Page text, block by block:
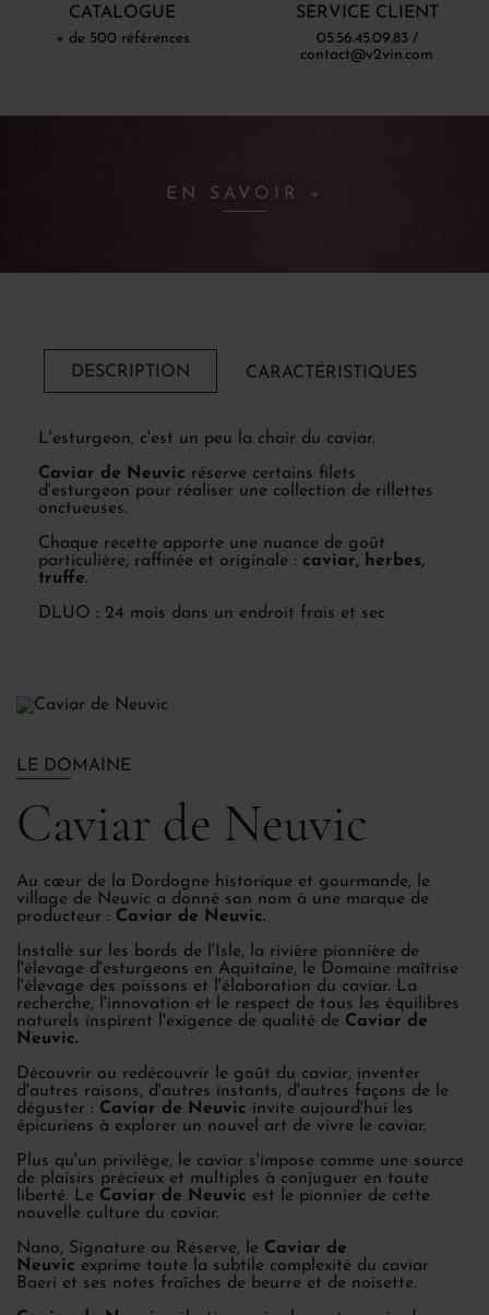
CATALOGUE
+ de 500 références
SERVICE CLIENT
05.56.45.09.83 /
contact@v2vin.com
EN SAVOIR +
DESCRIPTION CARACTÉRISTIQUES
L'esturgeon, c'est un peu la chair du caviar.
Caviar de Neuvic réserve certains filets
d'esturgeon pour réaliser une collection de rillettes
onctueuses.
Chaque recette apporte une nuance de goût
particulière, raffinée et originale : caviar, herbes,
truffe.
DLUO : 24 mois dans un endroit frais et sec
LE DOMAINE
Caviar de Neuvic
Au cœur de la Dordogne historique et gourmande, le
village de Neuvic a donné son nom à une marque de
producteur : Caviar de Neuvic.
Installé sur les bords de l'Isle, la rivière pionnière de
l'élevage d'esturgeons en Aquitaine, le Domaine maîtrise
l'élevage des poissons et l'élaboration du caviar. La
recherche, l'innovation et le respect de tous les équilibres
naturels inspirent l'exigence de qualité de Caviar de
Neuvic.
Découvrir ou redécouvrir le goût du caviar, inventer
d'autres raisons, d'autres instants, d'autres façons de le
déguster : Caviar de Neuvic invite aujourd'hui les
épicuriens à explorer un nouvel art de vivre le caviar.
Plus qu'un privilège, le caviar s'impose comme une source
de plaisirs précieux et multiples à conjuguer en toute
liberté. Le Caviar de Neuvic est le pionnier de cette
nouvelle culture du caviar.
Nano, Signature ou Réserve, le Caviar de
Neuvic exprime toute la subtile complexité du caviar
Baeri et ses notes fraîches de beurre et de noisette.